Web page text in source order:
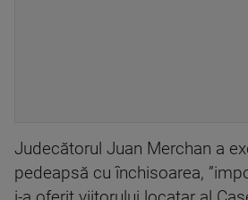
Judecătorul Juan Merchan a
pedeapsă cu închisoarea,